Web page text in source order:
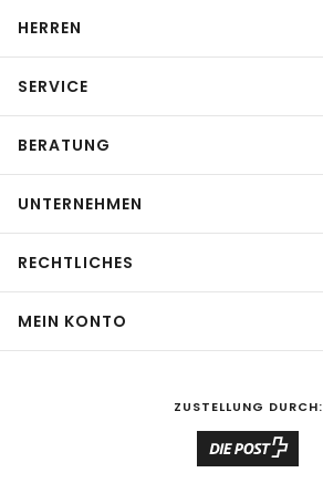
HERREN
SERVICE
BERATUNG
UNTERNEHMEN
RECHTLICHES
MEIN KONTO
ZUSTELLUNG DURCH: